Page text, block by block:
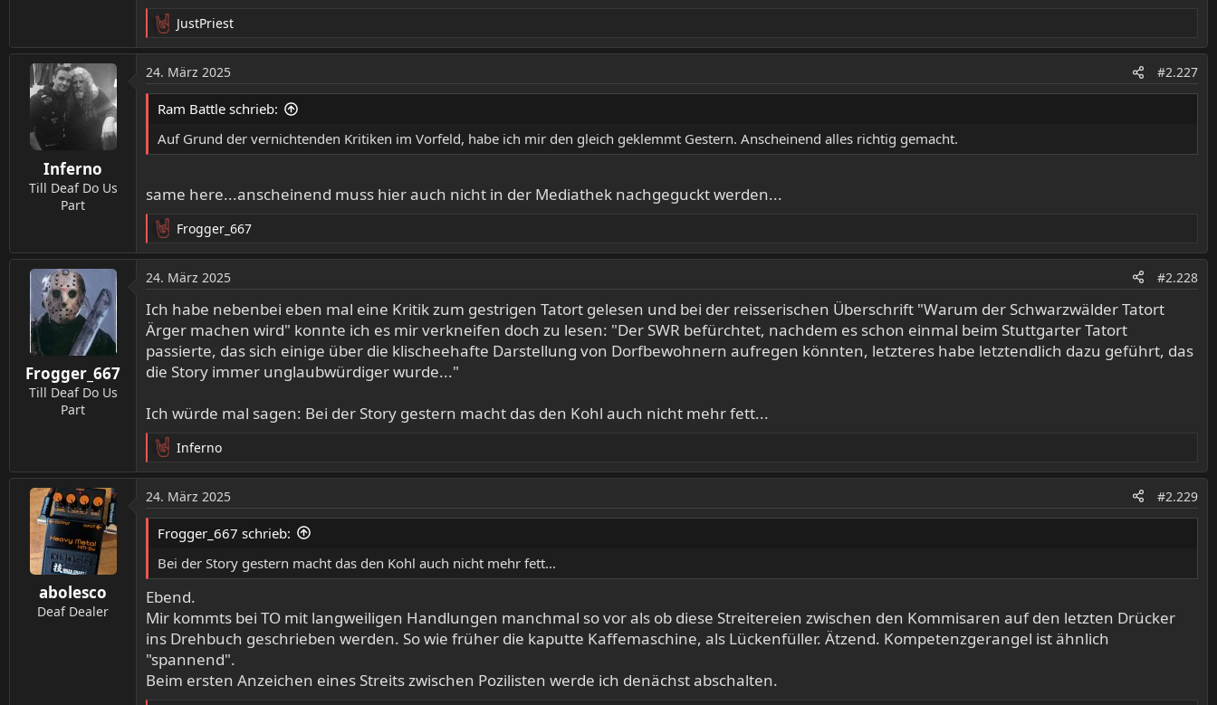
R
e
a
k
t
n
:
JustPriest
Inferno
Till Deaf Do Us
Part
24. März 2025 #2.227
Ram Battle schrieb:
Auf Grund der vernichtenden Kritiken im Vorfeld, habe ich mir den gleich geklemmt Gestern. Anscheinend alles richtig gemacht.
same here...anscheinend muss hier auch nicht in der Mediathek nachgeguckt werden...
R
e
a
k
t
i
o
n
e
:
Frogger_667
Frogger_667
Till Deaf Do Us
Part
24. März 2025 #2.228
Ich habe nebenbei eben mal eine Kritik zum gestrigen Tatort gelesen und bei der reisserischen Überschrift "Warum der Schwarzwälder Tatort
Ärger machen wird" konnte ich es mir verkneifen doch zu lesen: "Der SWR befürchtet, nachdem es schon einmal beim Stuttgarter Tatort
passierte, das sich einige über die klischeehafte Darstellung von Dorfbewohnern aufregen könnten, letzteres habe letztendlich dazu geführt, das
die Story immer unglaubwürdiger wurde..."
Ich würde mal sagen: Bei der Story gestern macht das den Kohl auch nicht mehr fett...
R
e
a
k
t
o
n
e
n
:
Inferno
abolesco
Deaf Dealer
24. März 2025 #2.229
Frogger_667 schrieb:
Bei der Story gestern macht das den Kohl auch nicht mehr fett...
Ebend.
Mir kommts bei TO mit langweiligen Handlungen manchmal so vor als ob diese Streitereien zwischen den Kommisaren auf den letzten Drücker
ins Drehbuch geschrieben werden. So wie früher die kaputte Kaffemaschine, als Lückenfüller. Ätzend. Kompetenzgerangel ist ähnlich
"spannend".
Beim ersten Anzeichen eines Streits zwischen Pozilisten werde ich denächst abschalten.